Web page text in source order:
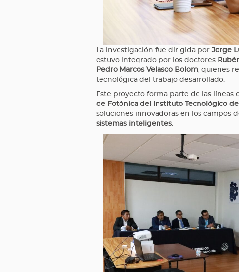
La investigación fue dirigida por Jorge
estuvo integrado por los doctores
Pedro Marcos Velasco Bolom, quienes
tecnológica del trabajo desarrollado.
Este proyecto forma parte de las líneas
de Fotónica del Instituto Tecnológico
soluciones innovadoras en los campos
sistemas inteligentes.